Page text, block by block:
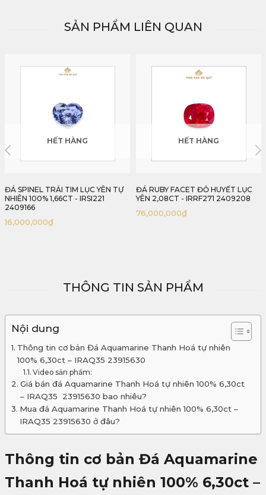
SẢN PHẨM LIÊN QUAN
HẾT HÀNG
ĐÁ RUBY FACET ĐỎ HUYẾT LỤC
YÊN 2,08CT - IRRF271 2409208
76,000,000
HẾT HÀNG
ĐÁ SAPPHIRE HỒNG LỤC YÊN TỰ
NHIÊN 100% 3,22CT - IRSP285
THÔNG TIN SẢN PHẨM
Nội dung
Thông tin cơ bản Đá Aquamarine Thanh Hoá tự nhiên
100% 6,30ct – IRAQ35 23915630
Video sản phẩm:
Giá bán đá Aquamarine Thanh Hoá tự nhiên 100% 6,30ct
– IRAQ35 23915630 bao nhiêu?
Mua đá Aquamarine Thanh Hoá tự nhiên 100% 6,30ct –
IRAQ35 23915630 ở đâu?
Thông tin cơ bản Đá Aquamarine
Thanh Hoá tự nhiên 100% 6,30ct –